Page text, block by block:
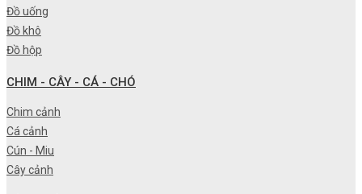
Đồ uống
Đồ khô
Đồ hộp
CHIM - CÂY - CÁ - CHÓ
Chim cảnh
Cá cảnh
Cún - Miu
Cây cảnh